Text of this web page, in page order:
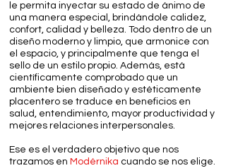
le permita inyectar su estado de ánimo de
una manera especial, brindándole calidez,
confort, calidad y belleza. Todo dentro de un
diseño moderno y limpio, que armonice con
el espacio, y principalmente que tenga el
sello de un estilo propio. Además, está
científicamente comprobado que un
ambiente bien diseñado y estéticamente
placentero se traduce en beneficios en
salud, entendimiento, mayor productividad y
mejores relaciones interpersonales.
Ese es el verdadero objetivo que nos
trazamos en Modérnika cuando se nos elige.